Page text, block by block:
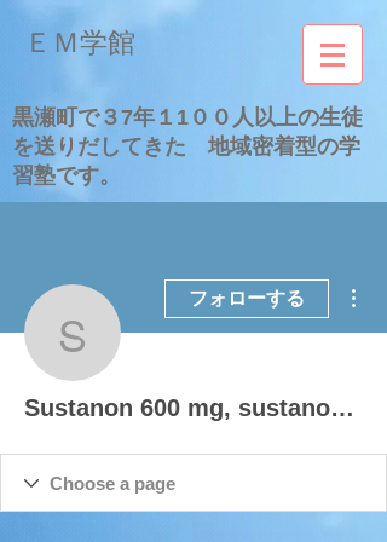
​ＥＭ学館
​黒瀬町で３7年１1００人以上の生徒
を送りだしてきた 地域密着型の学
習塾です。
Sustanon 600
フォローする
Sustanon 600 mg, sustanon 100 for bodybuilding